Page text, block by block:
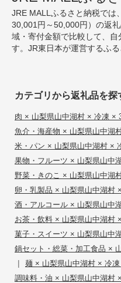
JRE MALLふるさと納税では
30,001円～50,000円）の返
域・寄付金額で比較して、
す。JR東日本が運営するふる
カテゴリから返礼品を探
肉 × 山梨県山中湖村 × 冷凍 ×
魚介・海産物 × 山梨県山中湖
米・パン × 山梨県山中湖村 ×
果物・フルーツ × 山梨県山中
野菜・きのこ × 山梨県山中湖
卵・乳製品 × 山梨県山中湖村
酒・アルコール × 山梨県山中
お茶・飲料 × 山梨県山中湖村
菓子・スイーツ × 山梨県山中
鍋セット・総菜・加工食品 ×
| 麺 × 山梨県山中湖村 × 冷
調味料・油 × 山梨県山中湖村